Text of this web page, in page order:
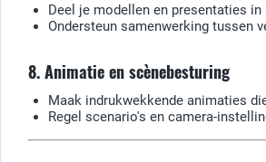
Deel je modellen en presentaties
Ondersteun samenwerking tussen
8. Animatie en scènebesturing
Maak indrukwekkende animaties
Regel scenario's en camera-